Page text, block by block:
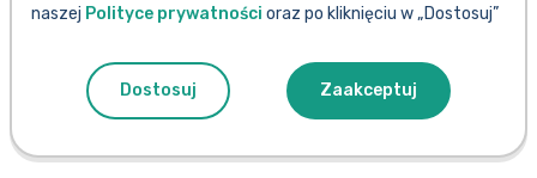
dot. programu Moje Zdrowie oraz do odwiedzenia
naszej Polityce prywatności oraz po kliknięciu w „Dostosuj”
Dostosuj Zaakceptuj